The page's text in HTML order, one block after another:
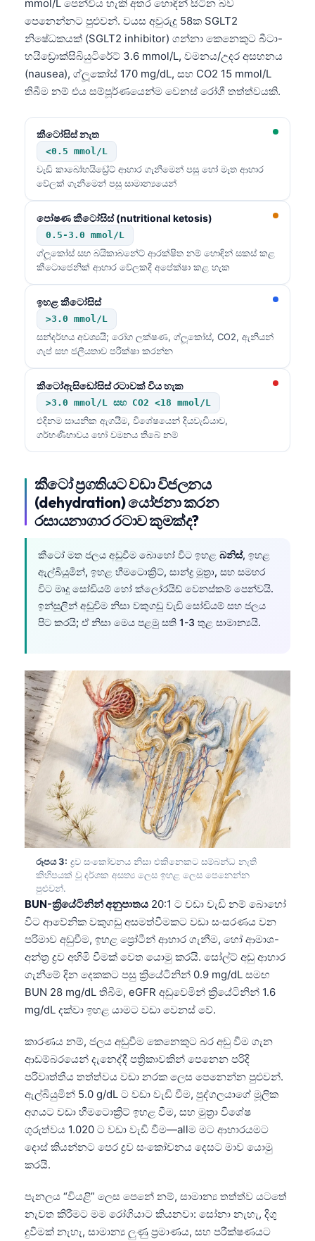
mmol/L පෙන්විය හැකි අතර හොඳින් සිටින බව
පෙනෙන්නට පුළුවන්. වයස අවුරුදු 58ක SGLT2
නිෂේධකයක් (SGLT2 inhibitor) ගන්නා කෙනෙකුට බීටා-
හයිඩ්‍රොක්සිබියුටිරේට් 3.6 mmol/L, වමනය/උදර අසහනය
(nausea), ග්ලූකෝස් 170 mg/dL, සහ CO2 15 mmol/L
තිබීම නම් එය සම්පූර්ණයෙන්ම වෙනස් රෝගී තත්ත්වයකි.
කීටෝසිස් නැත
<0.5 mmol/L
වැඩි කාබෝහයිඩ්‍රේට් ආහාර ගැනීමෙන් පසු හෝ මෑත ආහාර
වේලක් ගැනීමෙන් පසු සාමාන්‍යයෙන්
පෝෂණ කීටෝසිස් (nutritional ketosis)
0.5-3.0 mmol/L
ග්ලූකෝස් සහ බයිකාබනේට් ආරක්ෂිත නම් හොඳින් සකස් කළ
කීටොජෙනික් ආහාර වේලකදී අපේක්ෂා කළ හැක
ඉහළ කීටෝසිස්
>3.0 mmol/L
සන්දර්භය අවශ්‍යයි; රෝග ලක්ෂණ, ග්ලූකෝස්, CO2, ඇනියන්
ගැප් සහ ජලීයතාව පරීක්ෂා කරන්න
කීටෝඇසිඩෝසිස් රටාවක් විය හැක
>3.0 mmol/L සහ CO2 <18 mmol/L
එදිනම සායනික ඇගයීම, විශේෂයෙන් දියවැඩියාව,
ගර්භණීභාවය හෝ වමනය තිබේ නම්
කීටෝ ප්‍රගතියට වඩා විජලනය
(dehydration) යෝජනා කරන
රසායනාගාර රටාව කුමක්ද?
කීටෝ මත ජලය අඩුවීම බොහෝ විට ඉහළ බනිස්, ඉහළ
ඇල්බියුමින්, ඉහළ හීමටොක්‍රිට්, සාන්ද්‍ර මුත්‍රා, සහ සමහර
විට මෘදු සෝඩියම් හෝ ක්ලෝරයිඩ් වෙනස්කම් පෙන්වයි.
ඉන්සුලින් අඩුවීම නිසා වකුගඩු වැඩි සෝඩියම් සහ ජලය
පිට කරයි; ඒ නිසා මෙය පළමු සති 1-3 තුළ සාමාන්‍යයි.
රූපය 3: ද්‍රව සංකෝචනය නිසා එකිනෙකට සම්බන්ධ නැති
කිහිපයක් වූ දර්ශක අසත්‍ය ලෙස ඉහළ ලෙස පෙනෙන්න
පුළුවන්.
BUN-ක්‍රියේටිනින් අනුපාතය 20:1 ට වඩා වැඩි නම් බොහෝ
විට ආවේනික වකුගඩු අසමත්වීමකට වඩා සංසරණය වන
පරිමාව අඩුවීම, ඉහළ ප්‍රෝටීන් ආහාර ගැනීම, හෝ ආමාශ-
අන්ත්‍ර ද්‍රව අහිමි වීමක් වෙත යොමු කරයි. සෝල්ට් අඩු ආහාර
ගැනීමේ දින දෙකකට පසු ක්‍රියේටිනින් 0.9 mg/dL සමඟ
BUN 28 mg/dL තිබීම, eGFR අඩුවෙමින් ක්‍රියේටිනින් 1.6
mg/dL දක්වා ඉහළ යාමට වඩා වෙනස් වේ.
කාරණය නම්, ජලය අඩුවීම කෙනෙකුට බර අඩු වීම ගැන
ආඩම්බරයෙන් දැනෙද්දී පත්‍රිකාවකින් පෙනෙන පරිදි
පරිවෘත්තීය තත්ත්වය වඩා නරක ලෙස පෙනෙන්න පුළුවන්.
ඇල්බියුමින් 5.0 g/dL ට වඩා වැඩි වීම, පුද්ගලයාගේ මූලික
අගයට වඩා හීමටොක්‍රිට් ඉහළ වීම, සහ මුත්‍රා විශේෂ
ගුරුත්වය 1.020 ට වඩා වැඩි වීම—allම මට ආහාරයමට
දොස් කියන්නට පෙර ද්‍රව සංකෝචනය දෙසට මාව යොමු
කරයි.
පැනලය “වියළි” ලෙස පෙනේ නම්, සාමාන්‍ය තත්ත්ව යටතේ
නැවත කිරීමට මම රෝගියාට කියනවා: සෝනා නැහැ, දිගු
දුවීමක් නැහැ, සාමාන්‍ය ලුණු ප්‍රමාණය, සහ පරීක්ෂණයට